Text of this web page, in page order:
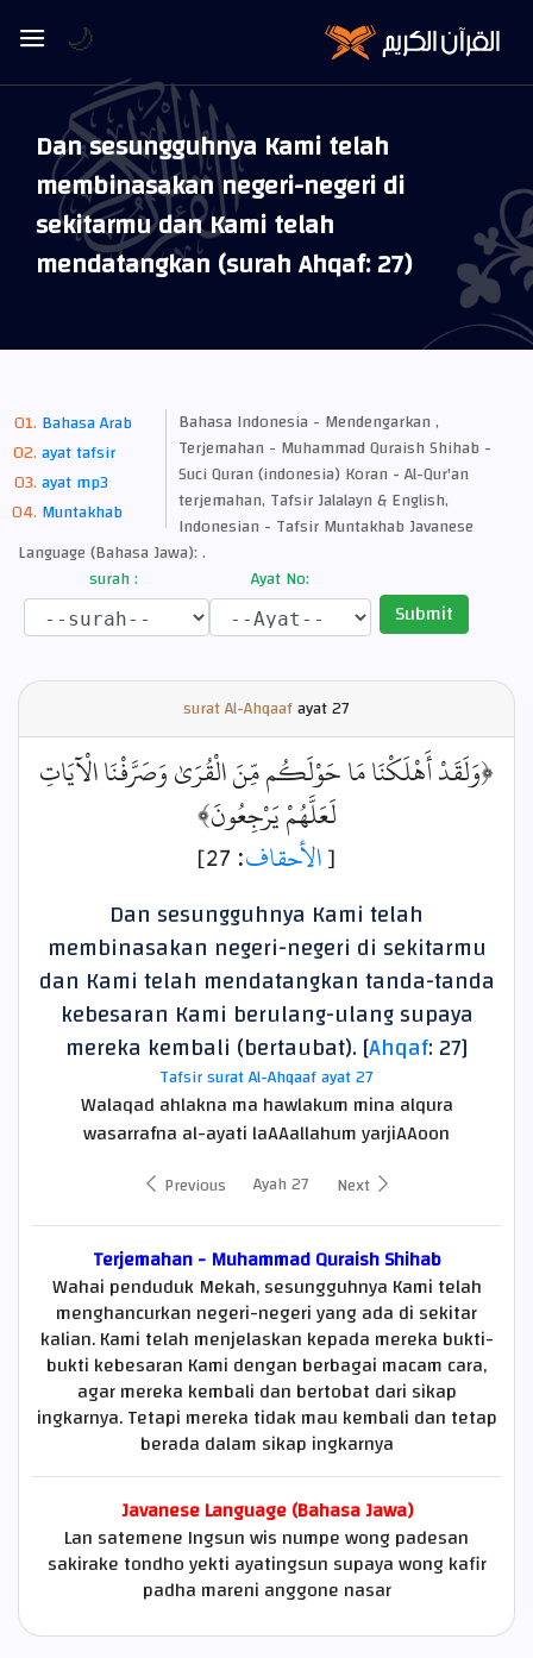
Dan sesungguhnya Kami telah
membinasakan negeri-negeri di
sekitarmu dan Kami telah
mendatangkan (surah Ahqaf: 27)
Bahasa Arab
ayat tafsir
ayat mp3
Muntakhab
Bahasa Indonesia - Mendengarkan ,
Terjemahan - Muhammad Quraish Shihab -
Suci Quran (indonesia) Koran - Al-Qur'an
terjemahan, Tafsir Jalalayn & English,
Indonesian - Tafsir Muntakhab Javanese
Language (Bahasa Jawa): .
surah :
Ayat No:
Submit
surat Al-Ahqaafayat27
﴿وَلَقَدْ أَهْلَكْنَا مَا حَوْلَكُم مِّنَ الْقُرَىٰ وَصَرَّفْنَا الْآيَاتِ
لَعَلَّهُمْ يَرْجِعُونَ﴾
[الأحقاف: 27]
Dan sesungguhnya Kami telah
membinasakan negeri-negeri di sekitarmu
dan Kami telah mendatangkan tanda-tanda
kebesaran Kami berulang-ulang supaya
mereka kembali (bertaubat). [Ahqaf: 27]
Tafsir surat Al-Ahqaaf ayat 27
Walaqad ahlakna ma hawlakum mina alqura
wasarrafna al-ayati laAAallahum yarjiAAoon
Previous Ayah 27 Next
Terjemahan - Muhammad Quraish Shihab
Wahai penduduk Mekah, sesungguhnya Kami telah
menghancurkan negeri-negeri yang ada di sekitar
kalian. Kami telah menjelaskan kepada mereka bukti-
bukti kebesaran Kami dengan berbagai macam cara,
agar mereka kembali dan bertobat dari sikap
ingkarnya. Tetapi mereka tidak mau kembali dan tetap
berada dalam sikap ingkarnya
Javanese Language (Bahasa Jawa)
Lan satemene Ingsun wis numpe wong padesan
sakirake tondho yekti ayatingsun supaya wong kafir
padha mareni anggone nasar
🌙